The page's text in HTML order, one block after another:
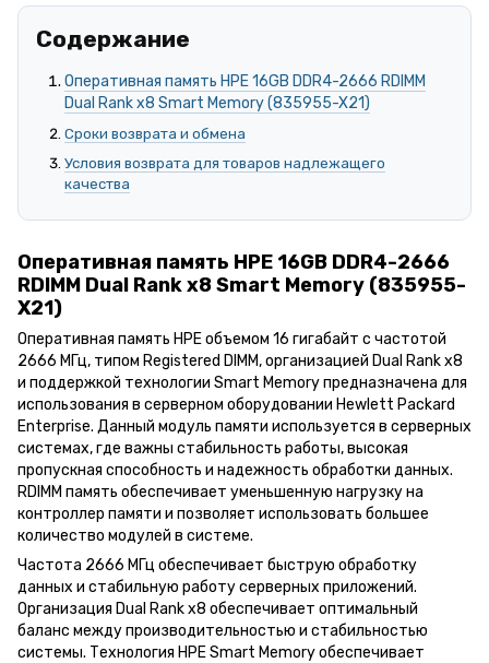
Содержание
Оперативная память HPE 16GB DDR4-2666 RDIMM
Dual Rank x8 Smart Memory (835955-X21)
Сроки возврата и обмена
Условия возврата для товаров надлежащего
качества
Оперативная память HPE 16GB DDR4-2666
RDIMM Dual Rank x8 Smart Memory (835955-
X21)
Оперативная память HPE объемом 16 гигабайт с частотой
2666 МГц, типом Registered DIMM, организацией Dual Rank x8
и поддержкой технологии Smart Memory предназначена для
использования в серверном оборудовании Hewlett Packard
Enterprise. Данный модуль памяти используется в серверных
системах, где важны стабильность работы, высокая
пропускная способность и надежность обработки данных.
RDIMM память обеспечивает уменьшенную нагрузку на
контроллер памяти и позволяет использовать большее
количество модулей в системе.
Частота 2666 МГц обеспечивает быструю обработку
данных и стабильную работу серверных приложений.
Организация Dual Rank x8 обеспечивает оптимальный
баланс между производительностью и стабильностью
системы. Технология HPE Smart Memory обеспечивает